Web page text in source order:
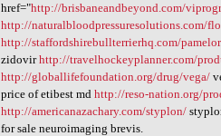
href="http://brisbaneandbeyond.com/
http://naturalbloodpressuresolutions.com/
http://staffordshirebullterrierhq.com/
zidovirhttp://travelhockeyplanner.com/
http://globallifefoundation.org/drug/vega/
price of etibest mdhttp://reso-nation.org/
http://americanazachary.com/styplon/
for sale neuroimaging brevis.